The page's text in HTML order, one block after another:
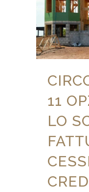
11
LO